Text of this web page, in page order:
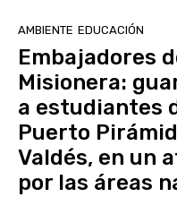
AMBIENTE EDUCACIÓN
Embajadores
Misionera:
a estudiantes
Puerto
Valdés, en un
por las áreas